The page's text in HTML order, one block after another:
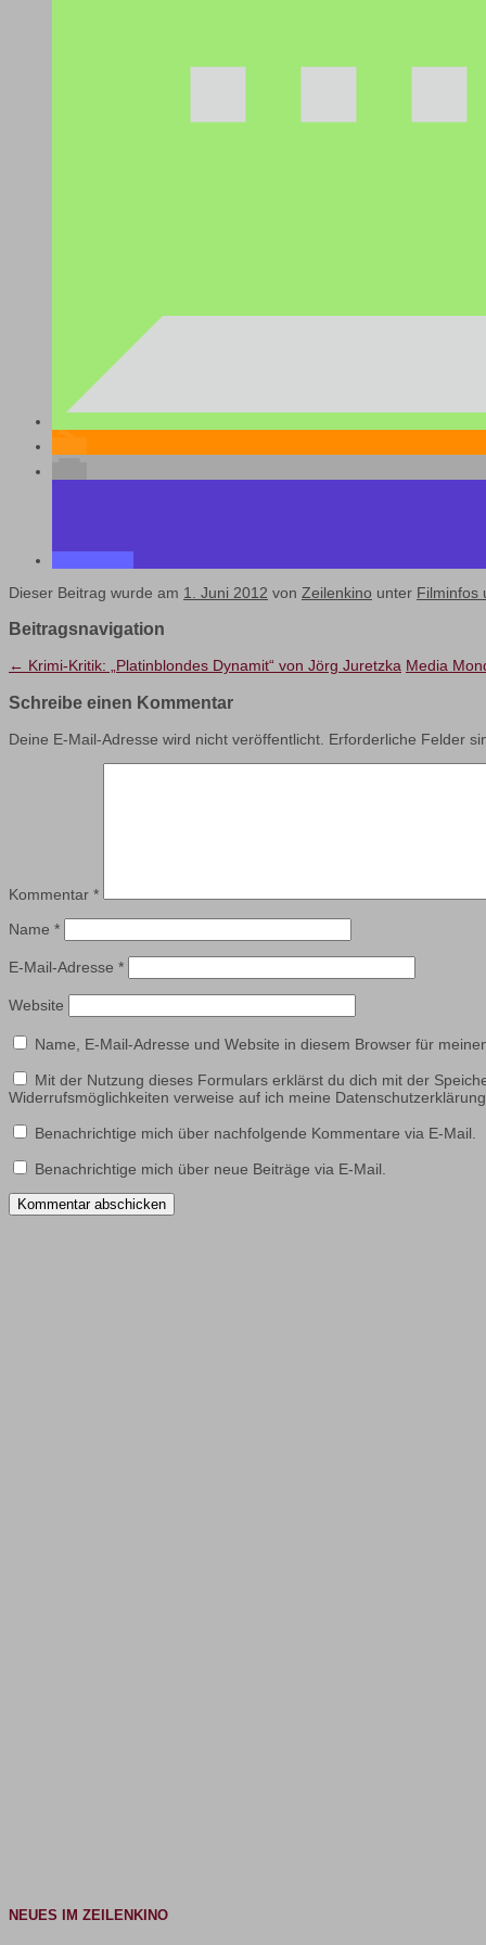
Dieser Beitrag wurde am 1. Juni 2012 von Zeilenkino unter Filminfos
Beitragsnavigation
← Krimi-Kritik: „Platinblondes Dynamit“ von Jörg Juretzka Media
Schreibe einen Kommentar
Deine E-Mail-Adresse wird nicht veröffentlicht. Erforderliche Felder
Kommentar *
Name *
E-Mail-Adresse *
Website
Name, E-Mail-Adresse und Website in diesem Browser für
Mit der Nutzung dieses Formulars erklärst du dich mit der
Widerrufsmöglichkeiten verweise auf ich meine
Benachrichtige mich über nachfolgende Kommentare via E-Mail.
Benachrichtige mich über neue Beiträge via E-Mail.
NEUES IM ZEILENKINO